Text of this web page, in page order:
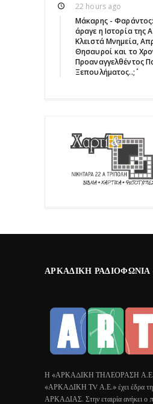
22 hours ago
Μάκαρης - Φαράντος:
άραγε η Ιστορία της
Κλειστά Μνημεία,
Θησαυροί και το
Προαναγγελθέντος
Ξεπουλήματος..;΄΄
ΑΡΚΑΔΙΚΉ
Η «ΑΡΚΑΔΙΚΗ ΤΗΛΕΟΡΑΣΗ Α.Ε»
«ΑΡΚΑΔΙΚΗ ΤV Α.Ε.» έχει έδρα
ΑΡΚΑΔΙΑΣ. Στην εταιρία ανήκει ο